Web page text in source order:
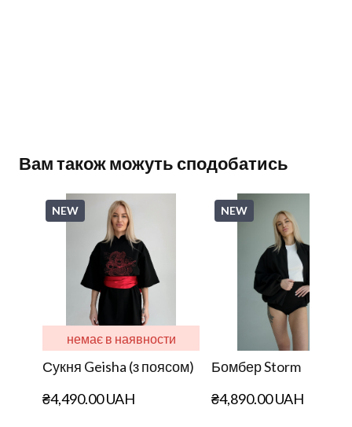
Вам також можуть сподобатись
NEW
немає в наявности
Сукня Geisha (з поясом)
₴4,490.00 UAH
NEW
Бомбер Storm
₴4,890.00 UAH